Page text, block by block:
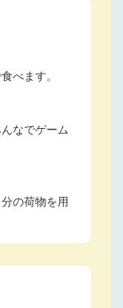
べます。
なでゲーム
の荷物を用